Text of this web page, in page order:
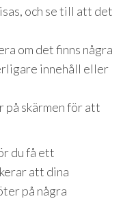
och se till att det
om det finns några
innehåll eller
skärmen för att
du få ett
att dina
på några